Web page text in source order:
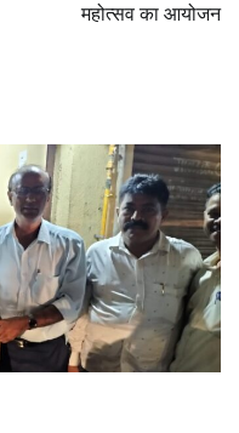
महोत्सव का आयोजन